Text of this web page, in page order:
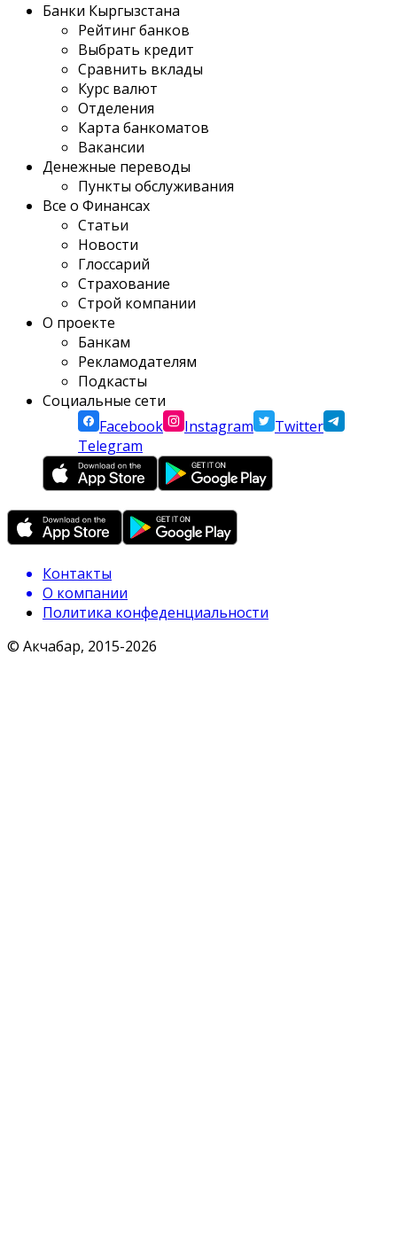
Банки Кыргызстана
Рейтинг банков
Выбрать кредит
Сравнить вклады
Курс валют
Отделения
Карта банкоматов
Вакансии
Денежные переводы
Пункты обслуживания
Все о Финансах
Статьи
Новости
Глоссарий
Страхование
Строй компании
О проекте
Банкам
Рекламодателям
Подкасты
Социальные сети
Facebook
Instagram
Twitter
Telegram
Контакты
О компании
Политика конфеденциальности
© Акчабар, 2015-2026